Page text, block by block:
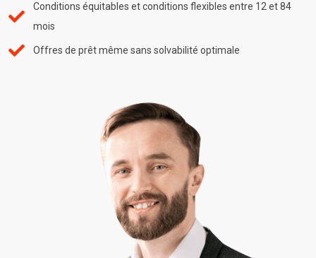
Conditions équitables et conditions flexibles entre 12 et 84
mois
Offres de prêt même sans solvabilité optimale